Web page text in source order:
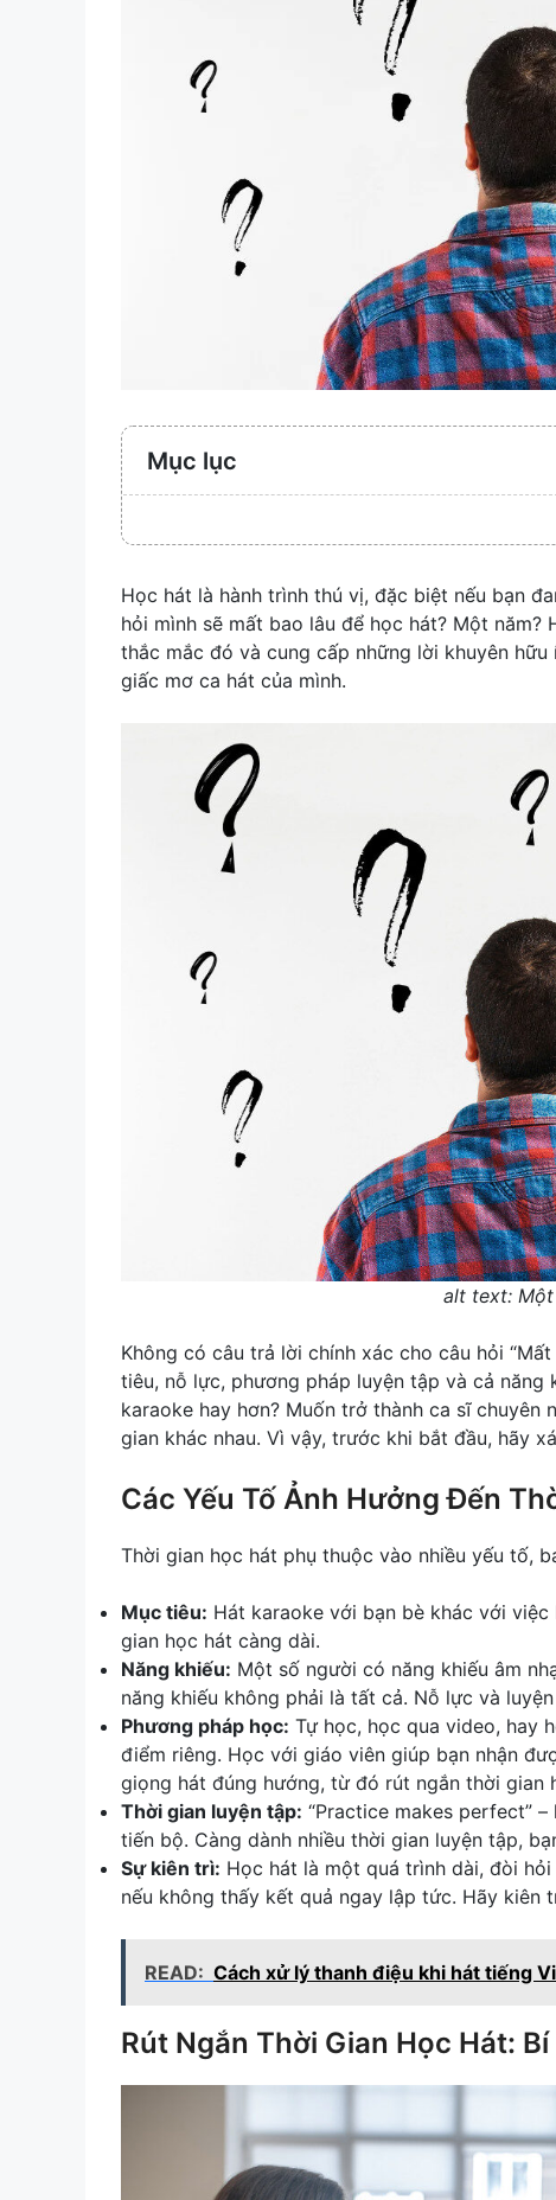
Mục lục
Học hát là hành trình thú vị, đặc biệt nếu bạn
hỏi mình sẽ mất bao lâu để học hát? Một năm?
thắc mắc đó và cung cấp những lời khuyên
giấc mơ ca hát của mình.
alt text:
Không có câu trả lời chính xác cho câu hỏi
tiêu, nỗ lực, phương pháp luyện tập và cả năng
karaoke hay hơn? Muốn trở thành ca sĩ
gian khác nhau. Vì vậy, trước khi bắt đầu, hãy
Các Yếu Tố Ảnh Hưởng Đến
Thời gian học hát phụ thuộc vào nhiều yếu tố,
Mục tiêu: Hát karaoke với bạn bè khác với
gian học hát càng dài.
Năng khiếu: Một số người có năng khiếu âm
năng khiếu không phải là tất cả. Nỗ lực và
Phương pháp học: Tự học, học qua video, hay
điểm riêng. Học với giáo viên giúp bạn nhận
giọng hát đúng hướng, từ đó rút ngắn thời gian
Thời gian luyện tập: “Practice makes perfect”
tiến bộ. Càng dành nhiều thời gian luyện tập,
Sự kiên trì: Học hát là một quá trình dài, đòi
nếu không thấy kết quả ngay lập tức. Hãy kiên
READ: Cách xử lý thanh điệu khi hát tiếng
Rút Ngắn Thời Gian Học Hát: